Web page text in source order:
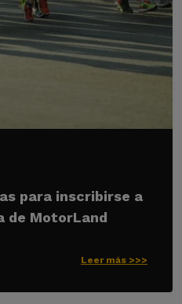
para inscribirse a
de MotorLand
Leer más >>>